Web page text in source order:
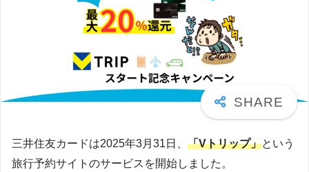
三井住友カードは2025年3月31日、 「Vトリップ」という
旅行予約サイトのサービスを開始しました。